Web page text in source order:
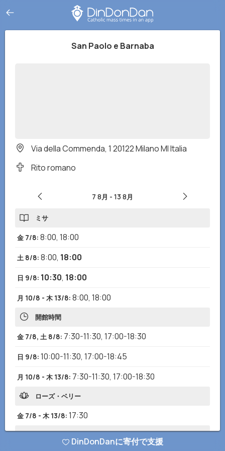
San Paolo e Barnaba
Via della Commenda, 1 20122 Milano MI Italia
Rito romano
7 8月 - 13 8月
ミサ
金 7/8: 8:00, 18:00
土 8/8: 8:00, 18:00
日 9/8: 10:30, 18:00
月 10/8 - 木 13/8: 8:00, 18:00
開館時間
金 7/8, 土 8/8: 7:30-11:30, 17:00-18:30
日 9/8: 10:00-11:30, 17:00-18:45
月 10/8 - 木 13/8: 7:30-11:30, 17:00-18:30
ローズ・ベリー
金 7/8 - 木 13/8: 17:30
オカリスト崇拝
DinDonDanに寄付で支援